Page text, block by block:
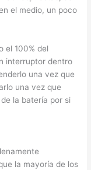
el medio, un poco
el 100% del
interruptor dentro
una vez que
una vez que
la batería por si
la mayoría de los